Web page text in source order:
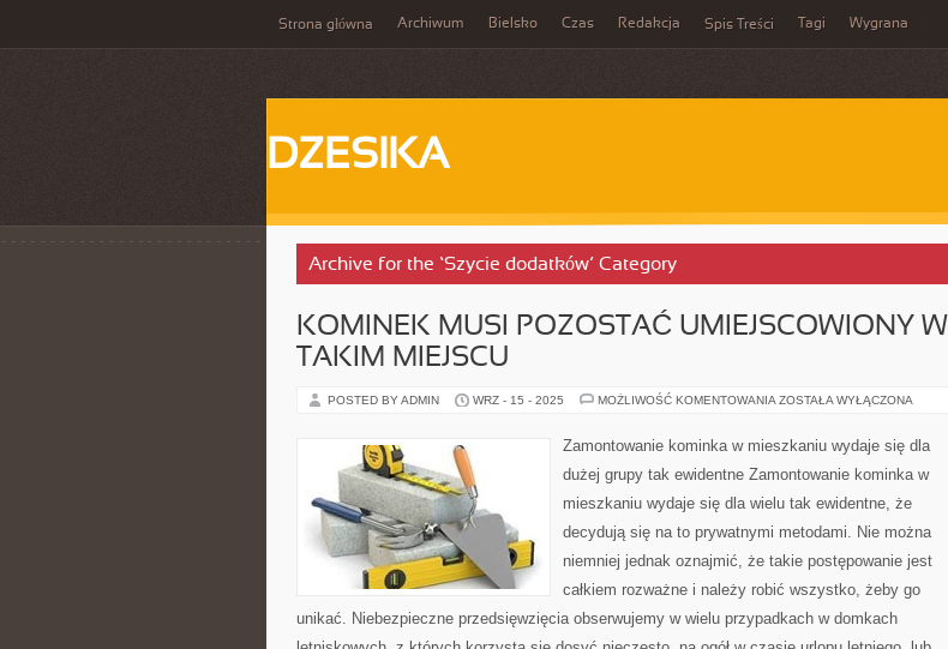
Strona główna Archiwum Bielsko Czas Redakcja Spis Treści Tagi Wygrana
DZESIKA
Archive for the ‘Szycie dodatków’ Category
KOMINEK MUSI POZOSTAĆ UMIEJSCOWIONY W
TAKIM MIEJSCU
POSTED BY ADMIN WRZ - 15 - 2025 MOŻLIWOŚĆ KOMENTOWANIA KOMINEK
UMIEJSCOWIONY
W
MIEJSCU
ZOSTAŁA WYŁĄCZONA
Zamontowanie kominka w mieszkaniu wydaje się dla
dużej grupy tak ewidentne Zamontowanie kominka w
mieszkaniu wydaje się dla wielu tak ewidentne, że
decydują się na to prywatnymi metodami. Nie można
niemniej jednak oznajmić, że takie postępowanie jest
całkiem rozważne i należy robić wszystko, żeby go
unikać. Niebezpieczne przedsięwzięcia obserwujemy w wielu przypadkach w domkach